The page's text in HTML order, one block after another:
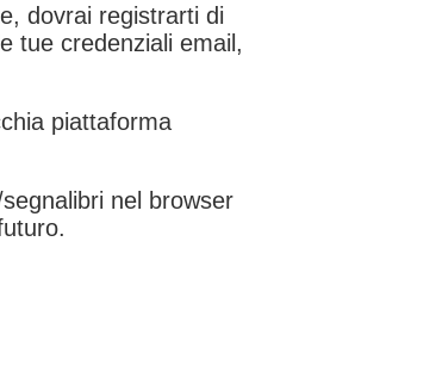
dovrai registrarti di
tue credenziali email,
piattaforma
nel browser